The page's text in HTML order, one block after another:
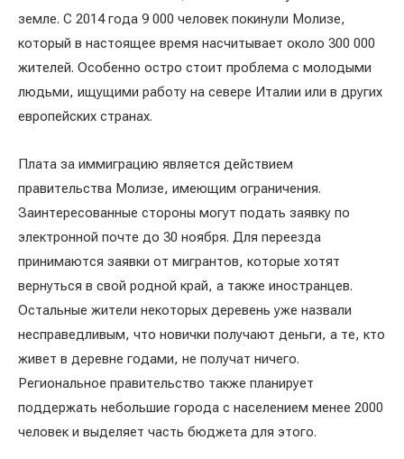
земле. С 2014 года 9 000 человек покинули Молизе,
который в настоящее время насчитывает около 300 000
жителей. Особенно остро стоит проблема с молодыми
людьми, ищущими работу на севере Италии или в других
европейских странах.
Плата за иммиграцию является действием
правительства Молизе, имеющим ограничения.
Заинтересованные стороны могут подать заявку по
электронной почте до 30 ноября. Для переезда
принимаются заявки от мигрантов, которые хотят
вернуться в свой родной край, а также иностранцев.
Остальные жители некоторых деревень уже назвали
несправедливым, что новички получают деньги, а те, кто
живет в деревне годами, не получат ничего.
Региональное правительство также планирует
поддержать небольшие города с населением менее 2000
человек и выделяет часть бюджета для этого.